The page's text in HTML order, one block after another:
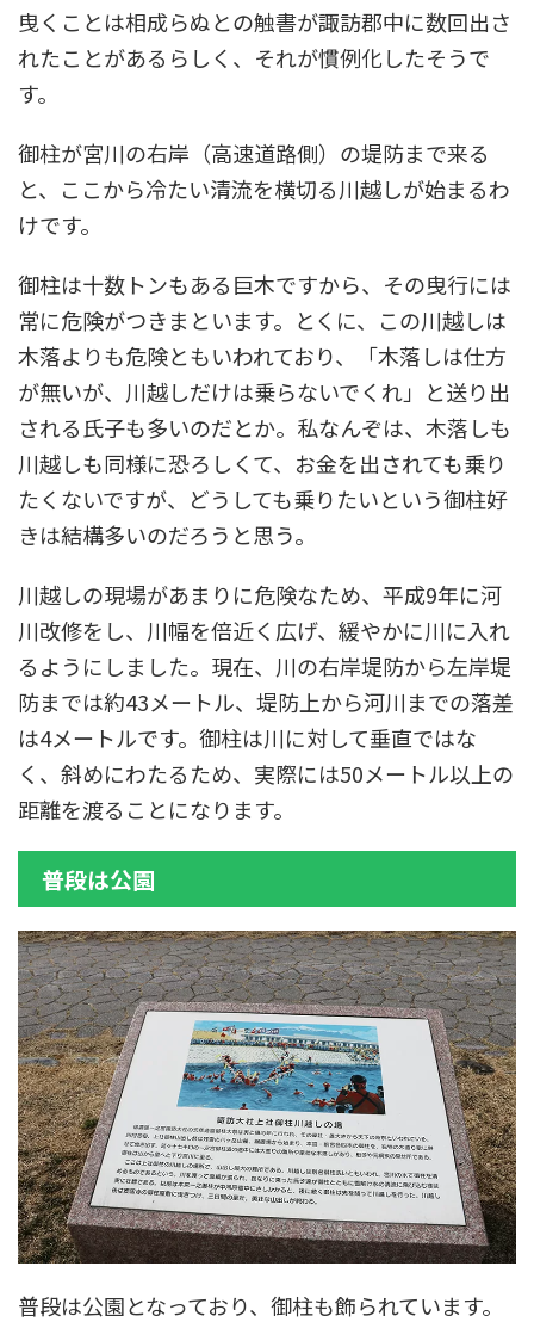
曳くことは相成らぬとの触書が諏訪郡中に数回出さ
れたことがあるらしく、それが慣例化したそうで
す。
御柱が宮川の右岸（高速道路側）の堤防まで来る
と、ここから冷たい清流を横切る川越しが始まるわ
けです。
御柱は十数トンもある巨木ですから、その曳行には
常に危険がつきまといます。とくに、この川越しは
木落よりも危険ともいわれており、「木落しは仕方
が無いが、川越しだけは乗らないでくれ」と送り出
される氏子も多いのだとか。私なんぞは、木落しも
川越しも同様に恐ろしくて、お金を出されても乗り
たくないですが、どうしても乗りたいという御柱好
きは結構多いのだろうと思う。
川越しの現場があまりに危険なため、平成9年に河
川改修をし、川幅を倍近く広げ、緩やかに川に入れ
るようにしました。現在、川の右岸堤防から左岸堤
防までは約43メートル、堤防上から河川までの落差
は4メートルです。御柱は川に対して垂直ではな
く、斜めにわたるため、実際には50メートル以上の
距離を渡ることになります。
普段は公園
普段は公園となっており、御柱も飾られています。